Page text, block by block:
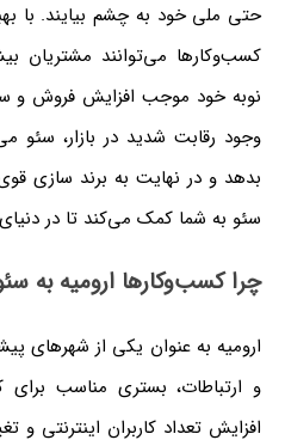
حتی ملی خود به چشم بیایند. با
کسب‌وکارها می‌توانند مشتریان
نوبه خود موجب افزایش فروش و
وجود رقابت شدید در بازار، سئو
بدهد و در نهایت به برند سازی
سئو به شما کمک می‌کند تا در دنیای
چرا کسب‌وکارها ارومیه به سئو
ارومیه به عنوان یکی از شهرهای
و ارتباطات، بستری مناسب
افزایش تعداد کاربران اینترنتی و